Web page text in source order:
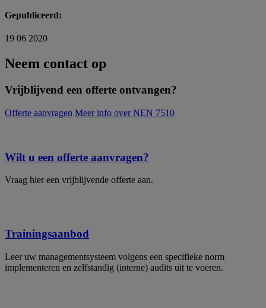
Gepubliceerd:
19 06 2020
Neem contact op
Vrijblijvend een offerte ontvangen?
Offerte aanvragen Meer info over NEN 7510
Wilt u een offerte aanvragen?
Vraag hier een vrijblijvende offerte aan.
Trainingsaanbod
Leer uw managementsysteem volgens een specifieke norm
implementeren en zelfstandig (interne) audits uit te voeren.